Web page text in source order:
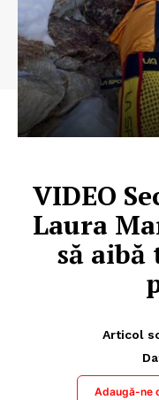
VIDEO
Laura
să aibă
Articol
Adaugă-ne